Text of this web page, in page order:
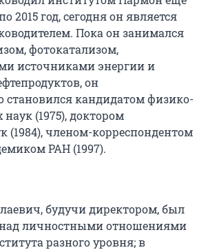
2015 год, сегодня он является
Пока он занимался
фотокатализом,
источниками энергии и
он
становился кандидатом физико-
(1975), доктором
(1984), членом-корреспондентом
РАН (1997).
будучи директором, был
над личностными отношениями
разного уровня; в